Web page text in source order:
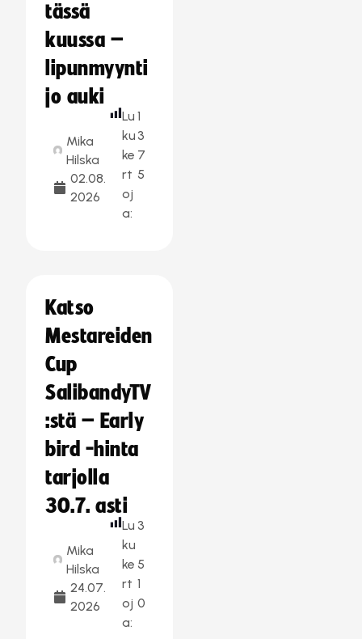
tässä
kuussa –
lipunmyynti
jo auki
Mika
Hilska
02.08.
2026
Lu
ku
ke
rt
oj
a:
1
3
7
5
Katso
Mestareiden
Cup
SalibandyTV
:stä – Early
bird -hinta
tarjolla
30.7. asti
Mika
Hilska
24.07.
2026
Lu
ku
ke
rt
oj
a:
3
5
1
0